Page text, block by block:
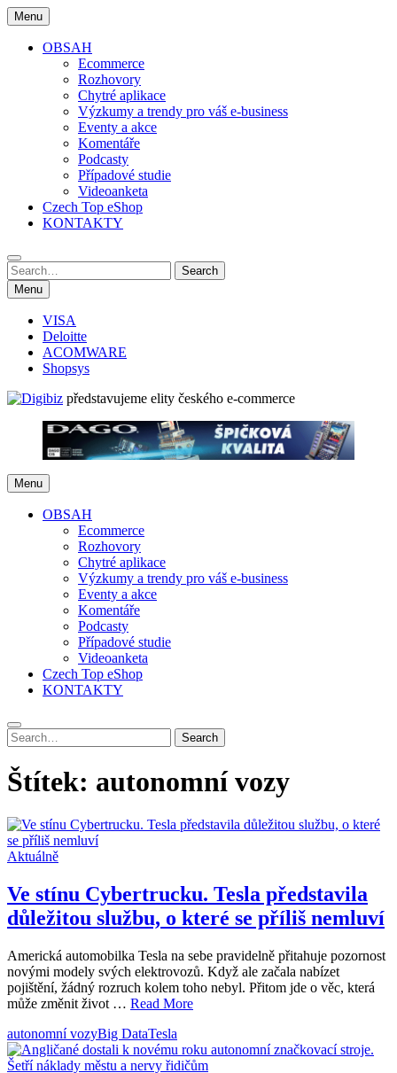
Skip
to
content
Menu
OBSAH
Ecommerce
Rozhovory
Chytré aplikace
Výzkumy a trendy pro váš e-business
Eventy a akce
Komentáře
Podcasty
Případové studie
Videoanketa
Czech Top eShop
KONTAKTY
Search
for:
Search
Menu
VISA
Deloitte
ACOMWARE
Shopsys
představujeme elity českého e-commerce
Menu
OBSAH
Ecommerce
Rozhovory
Chytré aplikace
Výzkumy a trendy pro váš e-business
Eventy a akce
Komentáře
Podcasty
Případové studie
Videoanketa
Czech Top eShop
KONTAKTY
Search
for:
Search
Štítek: autonomní vozy
Aktuálně
Ve stínu Cybertrucku. Tesla představila
důležitou službu, o které se příliš nemluví
Americká automobilka Tesla na sebe pravidelně přitahuje pozornost
novými modely svých elektrovozů. Když ale začala nabízet
pojištění, žádný rozruch kolem toho nebyl. Přitom jde o věc, která
může změnit život … Read More
autonomní vozyBig DataTesla